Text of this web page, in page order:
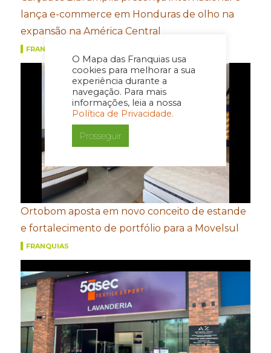
O Mapa das Franquias usa
cookies para melhorar a sua
experiência durante a
navegação. Para mais
informações, leia a nossa
Política de Privacidade.
Prosseguir
lança e-commerce em Honduras de olho na
expansão na América Central
FRANQUIAS
Ortobom aposta em novo conceito de estande
e fortalecimento de portfólio para a Movelsul
FRANQUIAS